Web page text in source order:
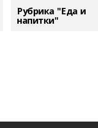
Рубрика "Еда и
напитки"